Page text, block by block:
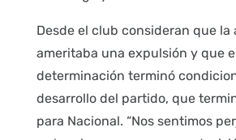
Desde el club consideran que la
ameritaba una expulsión y que
determinación terminó
desarrollo del partido, que
para Nacional. “Nos sentimos